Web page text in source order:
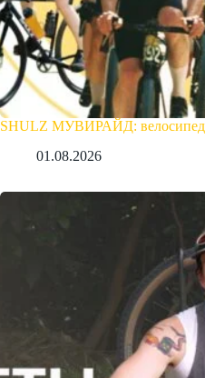
SHULZ МУВИРАЙД: велосипед,
01.08.2026